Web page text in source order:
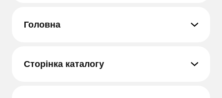
Головна
Сторінка каталогу